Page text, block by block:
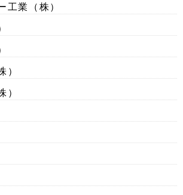
工業（株）
）
）